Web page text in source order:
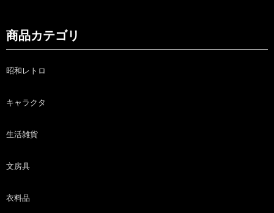
商品カテゴリ
昭和レトロ
キャラクタ
生活雑貨
文房具
衣料品